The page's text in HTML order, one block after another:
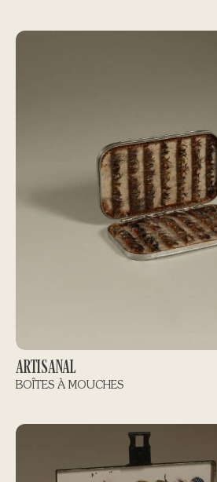
ARTISANAL
BOÎTES À MOUCHES